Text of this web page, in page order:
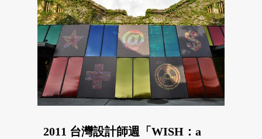
2011 台灣設計師週「WISH：a